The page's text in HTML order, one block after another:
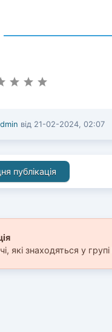
від 21-02-2024, 02:07
публікація
які знаходяться у групі